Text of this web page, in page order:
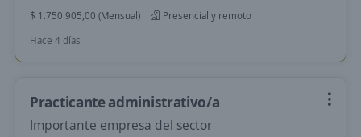
$ 1.750.905,00 (Mensual)
Presencial y remoto
Hace 4 días
Practicante administrativo/a
Importante empresa del sector